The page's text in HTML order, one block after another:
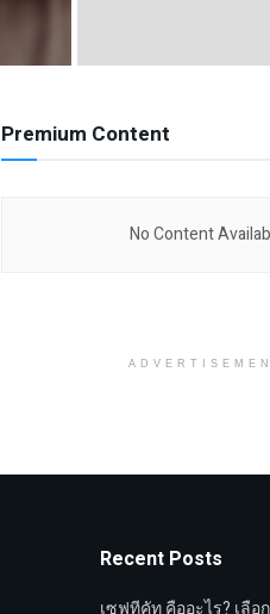
Premium Content
No Content
Recent Posts
เซฟทีคัท คืออะไร? เลื